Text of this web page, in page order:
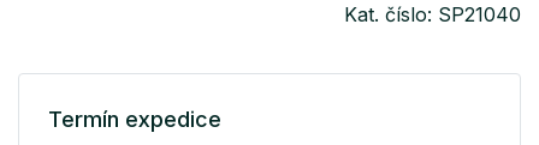
Kat. číslo: SP21040
Termín expedice